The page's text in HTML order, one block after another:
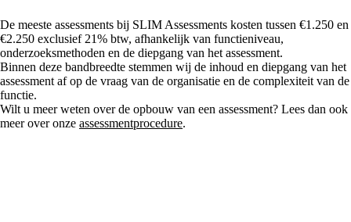
De meeste assessments bij SLIM Assessments kosten tussen €1.250 en
€2.250 exclusief 21% btw, afhankelijk van functieniveau,
onderzoeksmethoden en de diepgang van het assessment.
Binnen deze bandbreedte stemmen wij de inhoud en diepgang van het
assessment af op de vraag van de organisatie en de complexiteit van de
functie.
Wilt u meer weten over de opbouw van een assessment? Lees dan ook
meer over onze assessmentprocedure.